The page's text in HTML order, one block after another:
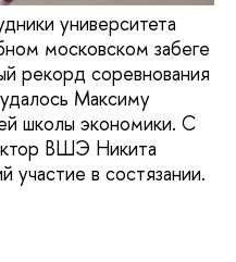
университета
московском забеге
рекорд соревнования
Максиму
школы экономики. С
ВШЭ Никита
участие в состязании.